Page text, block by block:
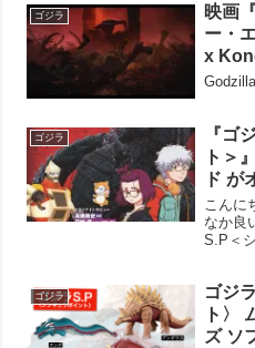
カッコ
生物が
ゴジラ
映画
ー・
x
2024/
ゴジラ
『ゴ
ト＞
ド が
謎解
信番
が必
こんに
なか良
S.P＜
ゴジラ
ゴジ
ト〉
ズ ソ